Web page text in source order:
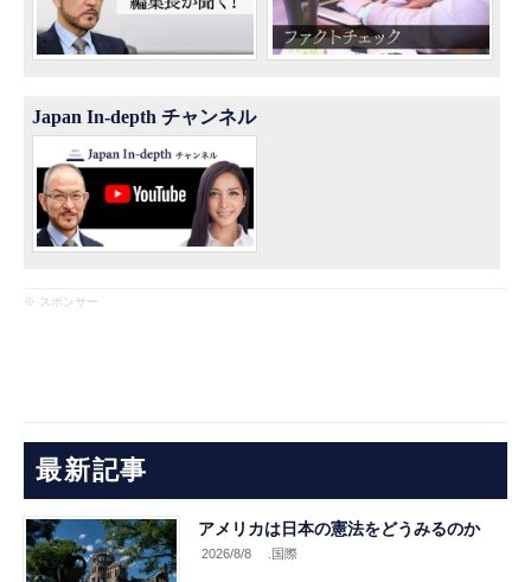
Japan In-depth チャンネル
※ スポンサー
最新記事
アメリカは日本の憲法をどうみるのか
2026/8/8 .国際